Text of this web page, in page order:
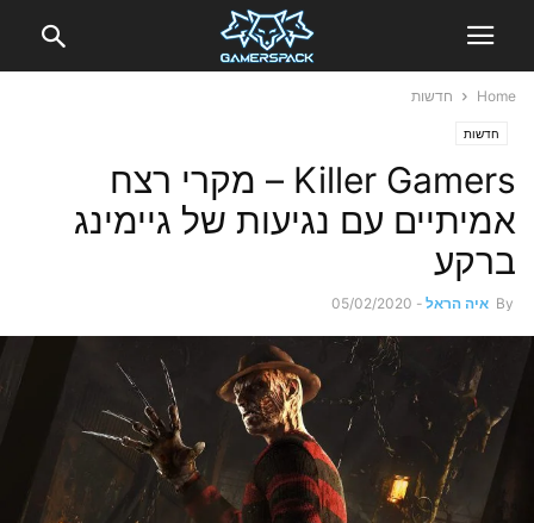
Home חדשות
חדשות
Killer Gamers – מקרי רצח
אמיתיים עם נגיעות של גיימינג
ברקע
By איה הראל -
05/02/2020